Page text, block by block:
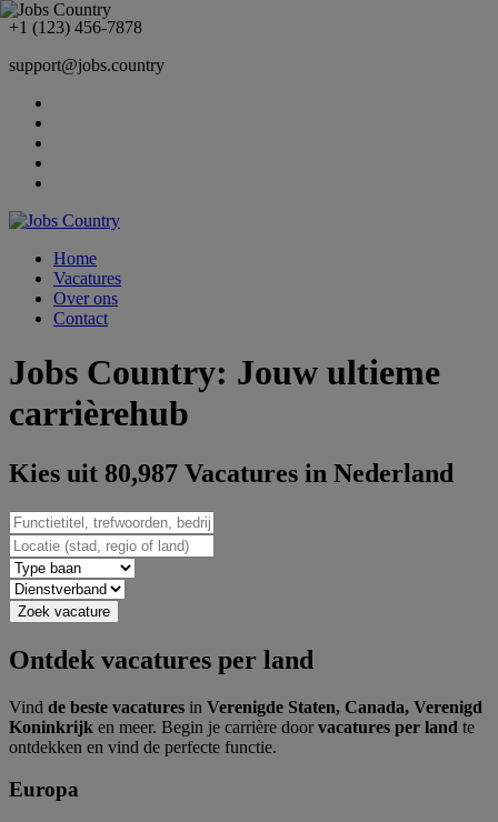
+1 (123) 456-7878
support@jobs.country
Home
Vacatures
Over ons
Contact
Jobs Country: Jouw ultieme
carrièrehub
Kies uit 80,987 Vacatures in Nederland
Ontdek vacatures per land
Vind de beste vacatures in Verenigde Staten, Canada, Verenigd
Koninkrijk en meer. Begin je carrière doorvacatures per land te
ontdekken en vind de perfecte functie.
Europa